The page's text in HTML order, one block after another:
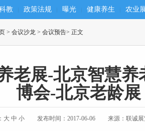
教 政策法规 曝光 健康养生 农业
> 会议沙龙 > 会议预告> 正文
老展-北京智慧养
博会-北京老龄展
大 中 小 发布时间：2017-06-06 来源：联诚